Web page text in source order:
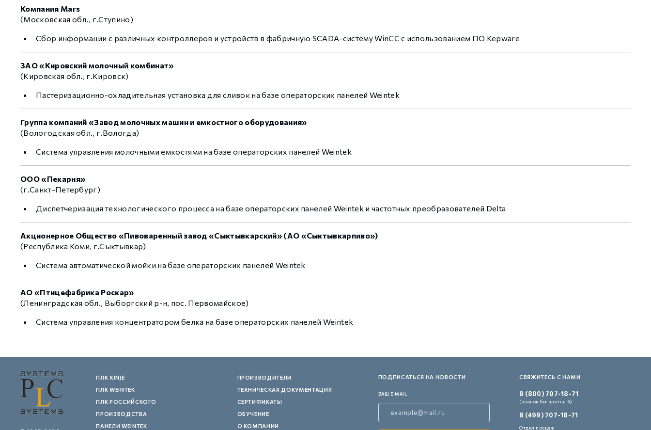
Компания Mars
(Московская обл., г.Ступино)
Сбор информации с различных контроллеров и устройств в фабричную SCADA-систему WinCC с использованием ПО Kepware
ЗАО «Кировский молочный комбинат»
(Кировская обл., г.Кировск)
Пастеризационно-охладительная установка для сливок на базе операторских панелей Weintek
Группа компаний «Завод молочных машин и емкостного оборудования»
(Вологодская обл., г.Вологда)
Система управления молочными емкостями на базе операторских панелей Weintek
ООО «Пекарня»
(г.Санкт-Петербург)
Диспетчеризация технологического процесса на базе операторских панелей Weintek и частотных преобразователей Delta
Акционерное Общество «Пивоваренный завод «Сыктывкарский» (АО «Сыктывкарпиво»)
(Республика Коми, г.Сыктывкар)
Система автоматической мойки на базе операторских панелей Weintek
АО «Птицефабрика Роскар»
(Ленинградская обл., Выборгский р-н, пос. Первомайское)
Система управления концентратором белка на базе операторских панелей Weintek
ПЛК XINJE
ПЛК WEINTEK
ПЛК РОССИЙСКОГО
ПРОИЗВОДСТВА
ПАНЕЛИ WEINTEK
ПРОИЗВОДИТЕЛИ
ТЕХНИЧЕСКАЯ ДОКУМЕНТАЦИЯ
СЕРТИФИКАТЫ
ОБУЧЕНИЕ
О КОМПАНИИ
ПОДПИСАТЬСЯ НА НОВОСТИ
ВАШ E-MAIL
СВЯЖИТЕСЬ С НАМИ
8 (800) 707-18-71
(звонок бесплатный)
8 (499) 707-18-71
Отдел продаж